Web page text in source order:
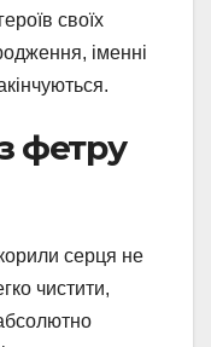
своїх
іменні
фетру
серця не
чистити,